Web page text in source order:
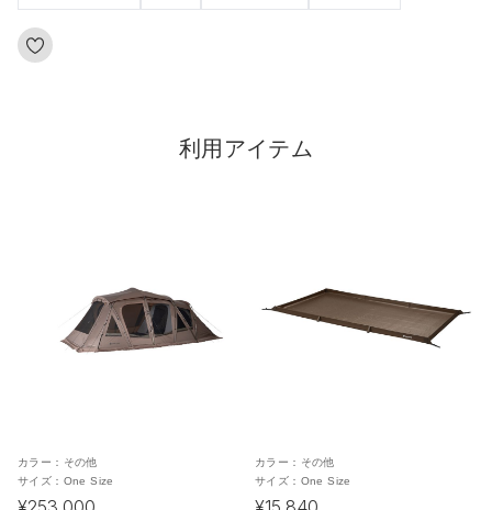
利用アイテム
カラー： その他
サイズ： One Size
カラー： その他
サイズ： One Size